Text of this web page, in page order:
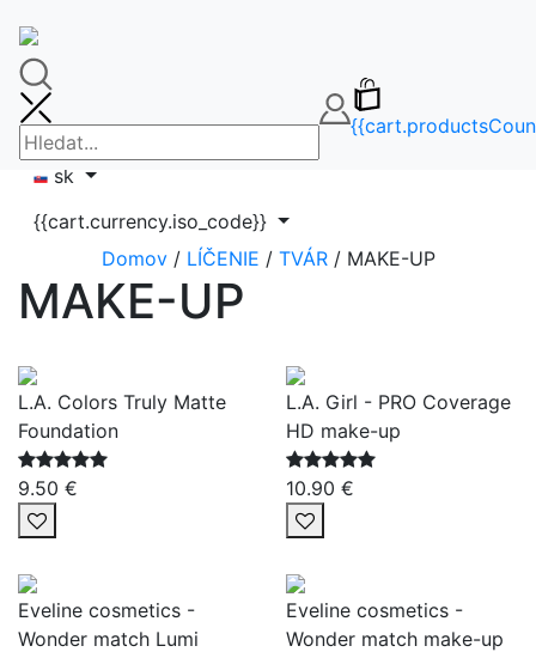
FAQ
info@makeupbag.sk
Kontakt
Instagram
sk
{{cart.currency.iso_code}}
Domov/ LÍČENIE / TVÁR/ MAKE-UP
MAKE-UP
L.A. Colors Truly Matte
Foundation
9.50 €
L.A. Girl - PRO Coverage
HD make-up
10.90 €
Eveline cosmetics -
Wonder match Lumi
Eveline cosmetics -
Wonder match make-up